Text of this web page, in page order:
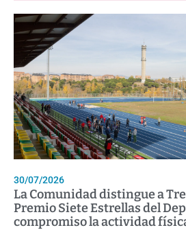
30/07/2026
La Comunidad distingue a
Premio Siete Estrellas del
compromiso la actividad